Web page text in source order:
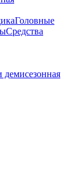
Головные
Средства
демисезонная